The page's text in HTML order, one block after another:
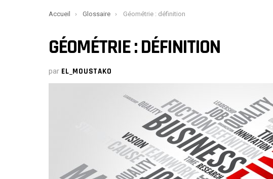
You are here:
Accueil Glossaire Géométrie : définition
GÉOMÉTRIE : DÉFINITION
par EL_MOUSTAKO